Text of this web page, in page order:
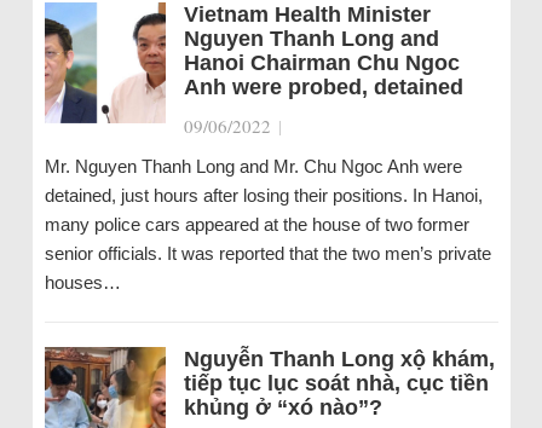
Vietnam Health Minister
Nguyen Thanh Long and
Hanoi Chairman Chu Ngoc
Anh were probed, detained
09/06/2022 |
Mr. Nguyen Thanh Long and Mr. Chu Ngoc Anh were
detained, just hours after losing their positions. In Hanoi,
many police cars appeared at the house of two former
senior officials. It was reported that the two men’s private
houses…
Nguyễn Thanh Long xộ khám,
tiếp tục lục soát nhà, cục tiền
khủng ở “xó nào”?